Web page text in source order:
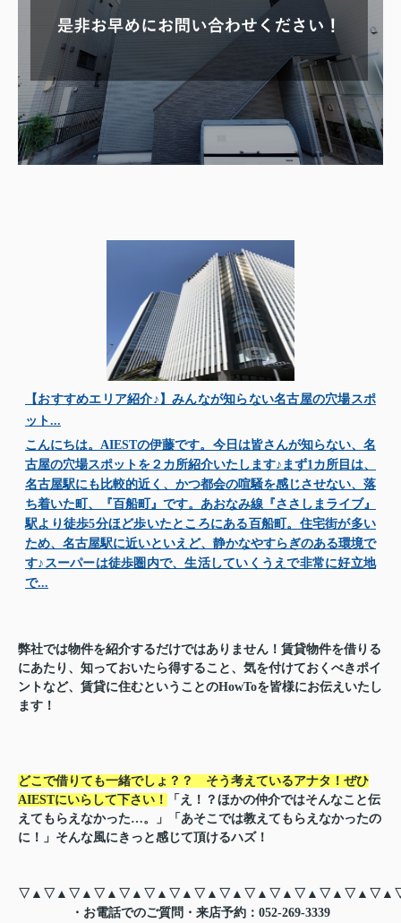
【おすすめエリア紹介♪】みんなが知らない名古屋の穴場スポ
ット...
こんにちは。AIESTの伊藤です。今日は皆さんが知らない、名
古屋の穴場スポットを２カ所紹介いたします♪まず1カ所目は、
名古屋駅にも比較的近く、かつ都会の喧騒を感じさせない、落
ち着いた町、『百船町』です。あおなみ線『ささしまライブ』
駅より徒歩5分ほど歩いたところにある百船町。住宅街が多い
ため、名古屋駅に近いといえど、静かなやすらぎのある環境で
す♪スーパーは徒歩圏内で、生活していくうえで非常に好立地
で...
弊社では物件を紹介するだけではありません！ 賃貸物件を借りる
にあたり、 知っておいたら得すること、気を付けておくべきポイ
ントなど、 賃貸に住むということのHowToを皆様にお伝えいたし
ます！
どこで借りても一緒でしょ？？ そう考えているアナタ！ぜひ
AIESTにいらして下さい！
「え！？ほかの仲介ではそんなこと伝
えてもらえなかった…。」「あそこでは教えてもらえなかったの
に！」そんな風にきっと感じて頂けるハズ！
・お電話でのご質問・来店予約： 052-269-3339